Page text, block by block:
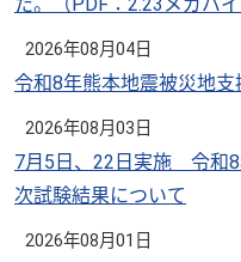
2026年08月04日
令和8年熊本地震被災地支
2026年08月03日
7月5日、22日実施 令和
次試験結果について
2026年08月01日